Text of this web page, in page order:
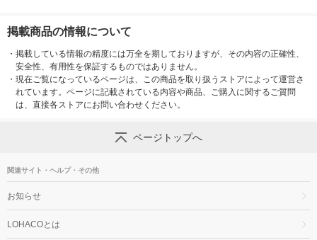
掲載商品の情報について
・ 掲載している情報の精度には万全を期しておりますが、その内容の正確性、
安全性、有用性を保証するものではありません。
・ 現在ご覧になっているページは、この商品を取り扱うストアによって運営さ
れています。ページに記載されている内容や商品、ご購入に関するご質問
は、直接各ストアにお問い合わせください。
ページトップへ
関連サイト・ヘルプ・その他
お知らせ
LOHACOとは